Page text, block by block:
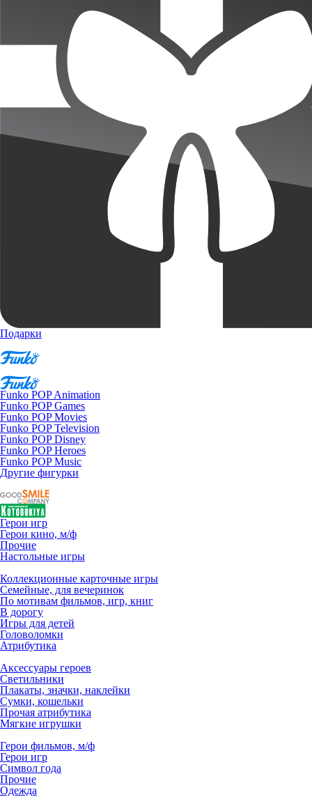
Подарки
Funko POP Animation
Funko POP Games
Funko POP Movies
Funko POP Television
Funko POP Disney
Funko POP Heroes
Funko POP Music
Другие фигурки
Герои игр
Герои кино, м/ф
Прочие
Настольные игры
Коллекционные карточные игры
Семейные, для вечеринок
По мотивам фильмов, игр, книг
В дорогу
Игры для детей
Головоломки
Атрибутика
Аксессуары героев
Светильники
Плакаты, значки, наклейки
Сумки, кошельки
Прочая атрибутика
Мягкие игрушки
Герои фильмов, м/ф
Герои игр
Символ года
Прочие
Одежда